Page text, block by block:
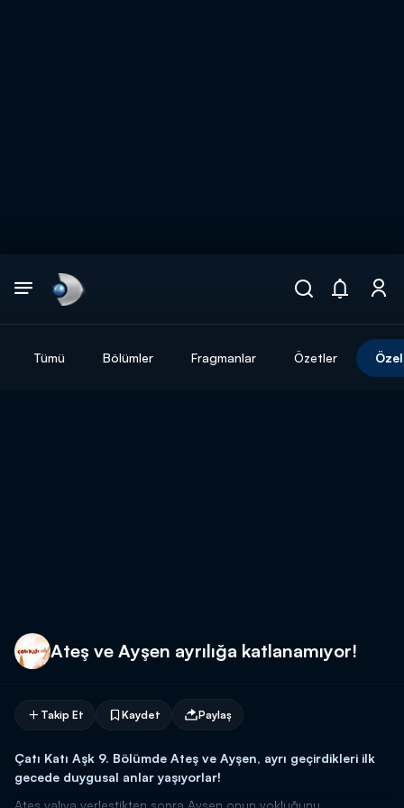
Tümü Bölümler Fragmanlar Özetler
Ateş ve Ayşen ayrılığa katlanamıyor!
Takip Et Kaydet Paylaş
Çatı Katı Aşk 9. Bölümde Ateş ve Ayşen, ayrı geçirdikleri ilk
gecede duygusal anlar yaşıyorlar!
Ateş yalıya yerleştikten sonra Ayşen onun yokluğunu